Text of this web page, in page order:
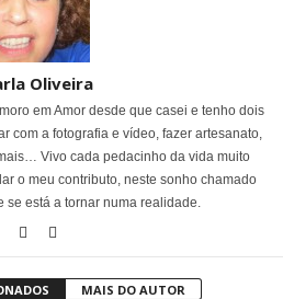
Oliveira
em Amor desde que casei e tenho dois
com a fotografia e vídeo, fazer artesanato,
Vivo cada pedacinho da vida muito
o meu contributo, neste sonho chamado
se está a tornar numa realidade.
MAIS DO AUTOR